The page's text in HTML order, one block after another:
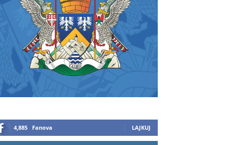
4,885 Fanova LAJKUJ